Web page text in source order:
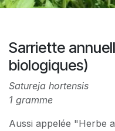
Sarriette
biologiques)
Satureja hortensis
1 gramme
Aussi appelée "Herbe